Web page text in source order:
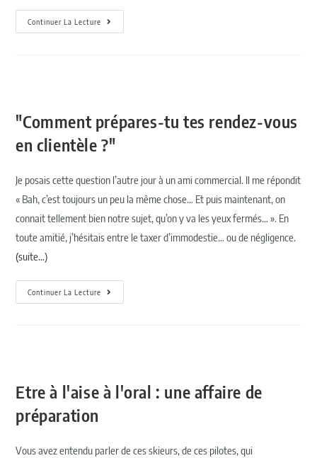
Continuer La Lecture
"Comment prépares-tu tes rendez-vous
en clientèle ?"
Je posais cette question l’autre jour à un ami commercial. Il me répondit
« Bah, c’est toujours un peu la même chose… Et puis maintenant, on
connait tellement bien notre sujet, qu’on y va les yeux fermés… ». En
toute amitié, j’hésitais entre le taxer d’immodestie… ou de négligence.
(suite…)
Continuer La Lecture
Etre à l'aise à l'oral : une affaire de
préparation
Vous avez entendu parler de ces skieurs, de ces pilotes, qui